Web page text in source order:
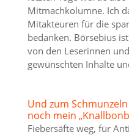
Mitmachkolumne. Ich
Mitakteuren für die
bedanken. Börsebius
von den Leserinnen
gewünschten Inhalte
Und zum
noch mein
Fiebersäfte weg, für